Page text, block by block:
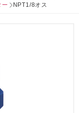
NPT1/8オス